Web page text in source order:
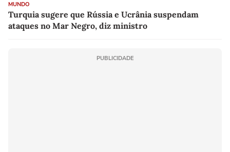
MUNDO
Turquia sugere que Rússia e Ucrânia suspendam
ataques no Mar Negro, diz ministro
PUBLICIDADE